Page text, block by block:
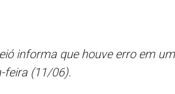
informa que houve erro em
feira (11/06).